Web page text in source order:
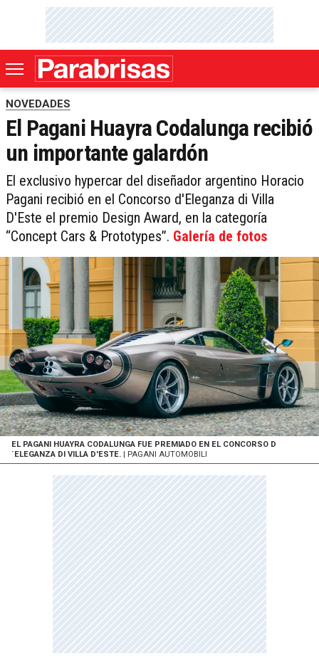
NOVEDADES
El Pagani Huayra Codalunga recibió
un importante galardón
El exclusivo hypercar del diseñador argentino Horacio
Pagani recibió en el Concorso d'Eleganza di Villa
D'Este el premio Design Award, en la categoría
“Concept Cars & Prototypes”. Galería de fotos
EL PAGANI HUAYRA CODALUNGA FUE PREMIADO EN EL CONCORSO D
´ELEGANZA DI VILLA D'ESTE. | PAGANI AUTOMOBILI